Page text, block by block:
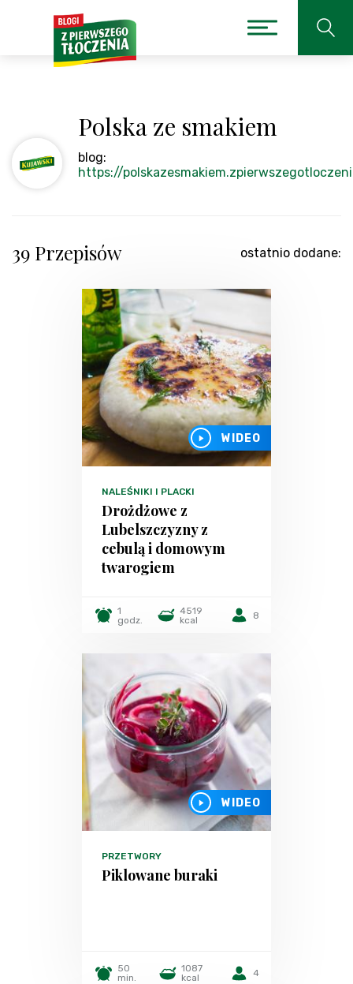
Polska ze smakiem
blog:
https://
39 Przepisów ostatnio dodane:
WIDEO
NALEŚNIKI I PLACKI
Drożdżowe z
Lubelszczyzny z
cebulą i domowym
twarogiem
1
godz.
4519
kcal
8
WIDEO
PRZETWORY
Piklowane buraki
50
min.
1087
kcal
4